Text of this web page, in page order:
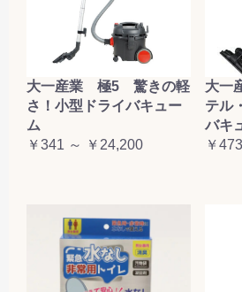
大一産業 極5 驚きの軽
さ！小型ドライバキュー
ム
￥341 ～ ￥24,200
大一
テル
バキ
￥